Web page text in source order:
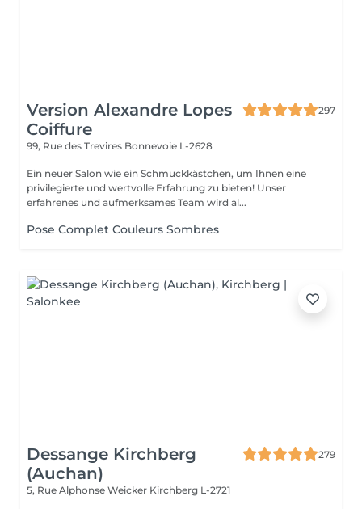
Version Alexandre Lopes
Coiffure
297
99, Rue des Trevires Bonnevoie L-2628
Ein neuer Salon wie ein Schmuckkästchen, um Ihnen eine
privilegierte und wertvolle Erfahrung zu bieten! Unser
erfahrenes und aufmerksames Team wird al...
Pose Complet Couleurs Sombres
Dessange Kirchberg
(Auchan)
279
5, Rue Alphonse Weicker Kirchberg L-2721